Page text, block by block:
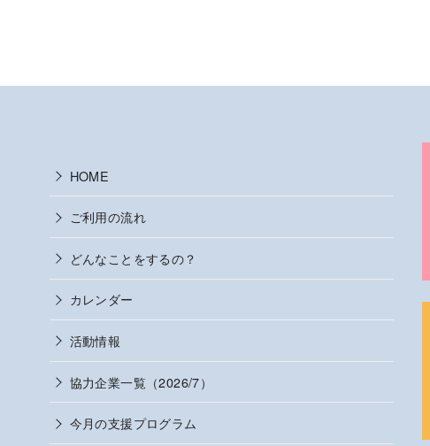
HOME
ご利用の流れ
どんなことをするの？
カレンダー
活動情報
協力企業一覧（2026/7）
今月の支援プログラム